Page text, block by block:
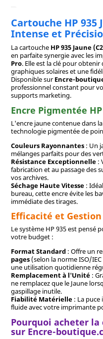
Cartouche HP 935
Intense et
La cartouche HP 935 Jaune
en parfaite synergie avec les
Pro. Elle est la clé pour obtenir
graphiques solaires et une
Disponible surEncre-
professionnel constant pour
supports marketing.
Encre Pigmentée
L'encre jaune contenue dans
technologie pigmentée de
Couleurs Rayonnantes: Un
mélanges parfaits pour des
Résistance Exceptionnelle:
fabrication et au passage des
vos archives.
Séchage Haute Vitesse:
bureau, cette encre évite les
immédiate des tirages.
Efficacité et
Le système HP 935 est pensé
votre budget :
Format Standard: Offre un
pages(selon la norme ISO/
une utilisation quotidienne
Remplacement à l'Unité:
ne remplacez que le Jaune
gaspillage inutile.
Fiabilité Matérielle: La puce
fluide avec votre imprimante
Pourquoi acheter la
sur Encre-